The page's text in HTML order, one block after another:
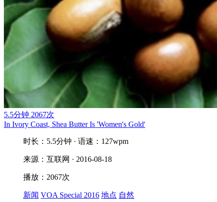
5.5分钟 2067次
In Ivory Coast, Shea Butter Is 'Women's Gold'
时长：5.5分钟 · 语速：127wpm
来源：互联网 · 2016-08-18
播放：2067次
新闻 VOA Special 2016 地点 自然